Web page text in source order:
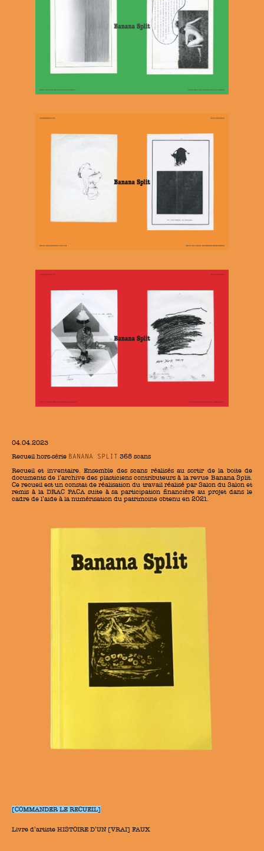
04.04.2023
Recueil hors-série BANANA SPLIT
368 scans
Recueil et inventaire. Ensemble des scans réalisés au sortir de la boite de
documents de l’archive des plasticiens contributeurs à la revue Banana Split.
Ce recueil est un constat de réalisation du travail réalisé par Salon du Salon et
remis à la DRAC PACA suite à sa participation financière au projet dans le
cadre de l’aide à la numérisation du patrimoine obtenu en 2021.
[COMMANDER LE RECUEIL]
Livre d’artiste HISTOIRE D’UN [VRAI] FAUX